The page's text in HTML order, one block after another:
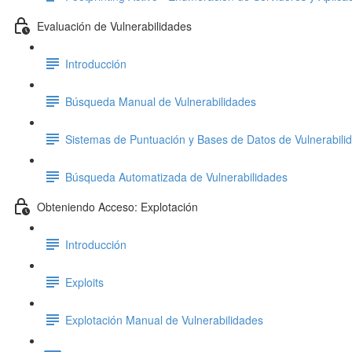
Evaluación de Vulnerabilidades
Introducción
Búsqueda Manual de Vulnerabilidades
Sistemas de Puntuación y Bases de Datos de
Búsqueda Automatizada de Vulnerabilidades
Obteniendo Acceso: Explotación
Introducción
Exploits
Explotación Manual de Vulnerabilidades